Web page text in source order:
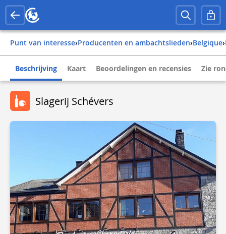
Punt van interesse› Producenten en ambachtslieden› belgique›
Beschrijving Kaart Beoordelingen en recensies Zie
Slagerij Schévers